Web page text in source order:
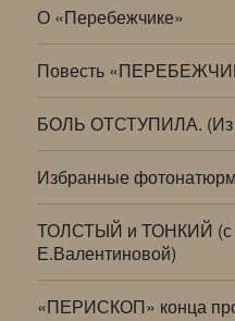
О «Перебежчике»
Повесть
БОЛЬ ОТСТУПИЛА. (Из
Избранные
ТОЛСТЫЙ и ТОНКИЙ (с
Е.Валентиновой)
«ПЕРИСКОП» конца